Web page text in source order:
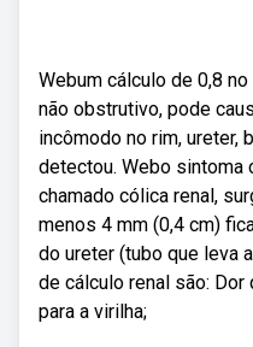
Webum cálculo de 0,8
não obstrutivo, pode
incômodo no rim, ureter,
detectou. Webo sintoma
chamado cólica renal,
menos 4 mm (0,4 cm)
do ureter (tubo que leva
de cálculo renal são:
para a virilha;